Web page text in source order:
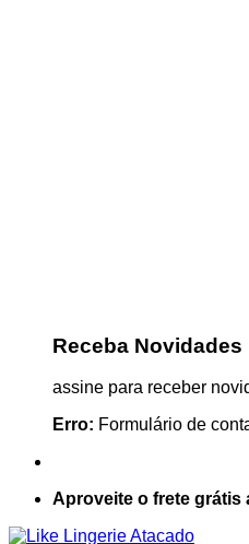
Receba Novidades
assine para receber
Erro: Formulário de
Aproveite o frete grátis